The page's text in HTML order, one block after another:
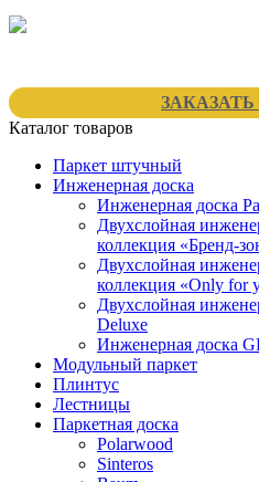
Каталог товаров
Паркет штучный
Инженерная доска
Инженерная доска
Двухслойная
коллекция «Бренд-
Двухслойная
коллекция «Only for
Двухслойная
Deluxe
Инженерная доска
Модульный паркет
Плинтус
Лестницы
Паркетная доска
Polarwood
Sinteros